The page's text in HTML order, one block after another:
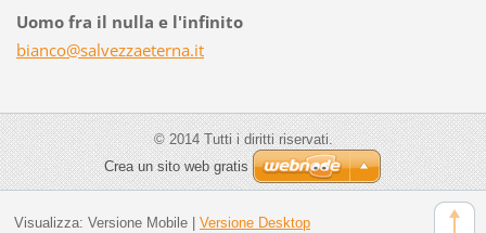
Uomo fra il nulla e l'infinito
bianco@salvezzaeterna.it
© 2014 Tutti i diritti riservati.
Crea un sito web gratis
Visualizza: Versione Mobile| Versione Desktop